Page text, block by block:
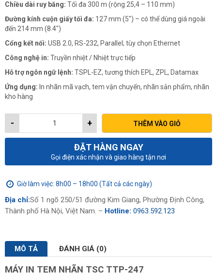
Chiều dài ruy băng: Tối đa 300 m (rộng 25,4 – 110 mm)
Đường kính cuộn giấy tối đa: 127 mm (5″) – có thể dùng giá ngoài
đến 214 mm (8.4″)
Cổng kết nối: USB 2.0, RS-232, Parallel; tùy chọn Ethernet
Công nghệ in: Truyền nhiệt / Nhiệt trực tiếp
Hỗ trợ ngôn ngữ lệnh: TSPL-EZ, tương thích EPL, ZPL, Datamax
Ứng dụng: In nhãn mã vạch, tem vận chuyển, nhãn sản phẩm, nhãn
kho hàng
+
- THÊM VÀO GIỎ
ĐẶT HÀNG NGAY
Gọi điện xác nhận và giao hàng tận nơi
Giờ làm việc: 8h00 – 18h00 (Tất cả các ngày)
Địa chỉ:Số 1 ngõ 250/51 đường Kim Giang, Phường Định Công,
Thành phố Hà Nội, Việt Nam. – Hotline: 0963.592.123
MÔ TẢ ĐÁNH GIÁ (0)
MÁY IN TEM NHÃN TSC TTP-247